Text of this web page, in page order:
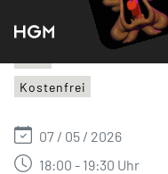
Kostenfrei
07 / 05 / 2026
18:00 - 19:30 Uhr